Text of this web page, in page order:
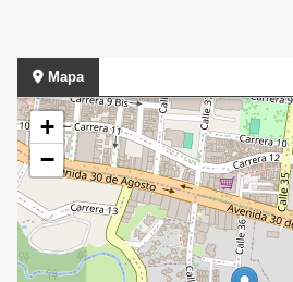
Mapa
+
−